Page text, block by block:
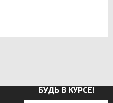
БУДЬ В КУРСЕ!